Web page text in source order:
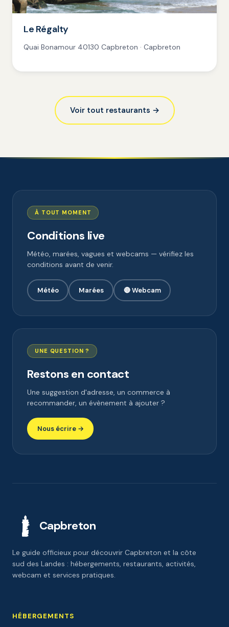
Le Régalty
Quai Bonamour 40130 Capbreton · Capbreton
Voir tout restaurants →
À TOUT MOMENT
Conditions live
Météo, marées, vagues et webcams — vérifiez les
conditions avant de venir.
Météo Marées 🔴 Webcam
UNE QUESTION ?
Restons en contact
Une suggestion d'adresse, un commerce à
recommander, un évènement à ajouter ?
Nous écrire →
Capbreton
Le guide officieux pour découvrir Capbreton et la côte
sud des Landes : hébergements, restaurants, activités,
webcam et services pratiques.
HÉBERGEMENTS